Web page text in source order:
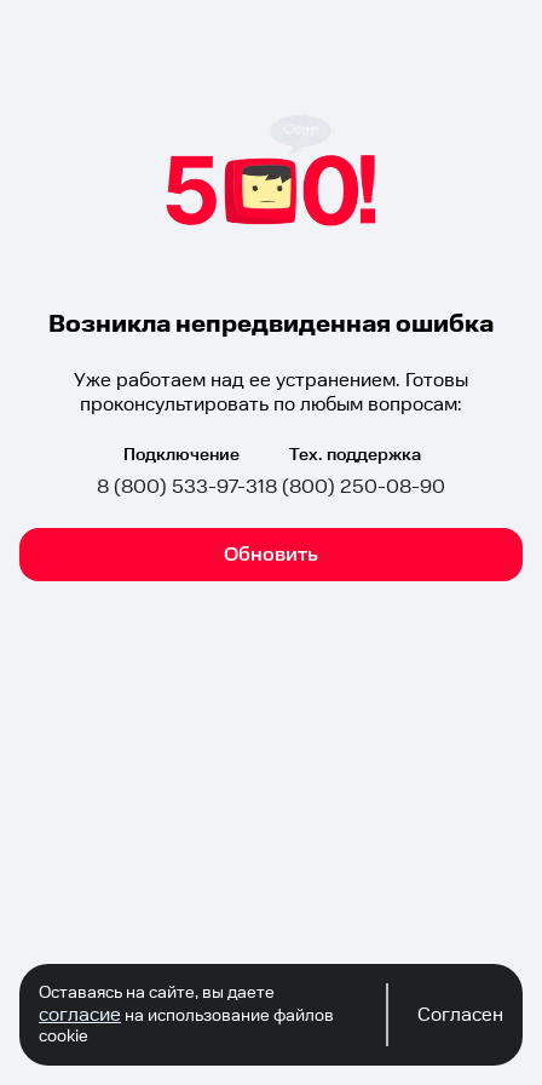
Возникла непредвиденная ошибка
Уже работаем над ее устранением. Готовы
проконсультировать по любым вопросам:
Подключение
8 (800) 533-97-31
Тех. поддержка
8 (800) 250-08-90
Обновить
Оставаясь на сайте, вы даете
согласие на использование файлов
cookie
Согласен